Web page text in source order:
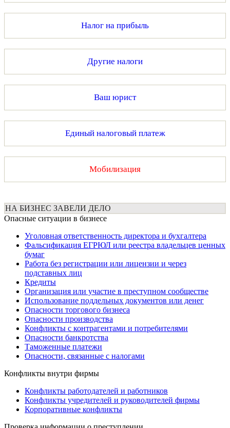
Налог на прибыль
Другие налоги
Ваш юрист
Единый налоговый платеж
Мобилизация
НА БИЗНЕС ЗАВЕЛИ ДЕЛО
Опасные ситуации в бизнесе
Уголовная ответственность директора и бухгалтера
Фальсификация ЕГРЮЛ или реестра владельцев ценных
бумаг
Работа без регистрации или лицензии и через
подставных лиц
Кредиты
Организация или участие в преступном сообществе
Использование поддельных документов или денег
Опасности торгового бизнеса
Опасности производства
Конфликты с контрагентами и потребителями
Опасности банкротства
Таможенные платежи
Опасности, связанные с налогами
Конфликты внутри фирмы
Конфликты работодателей и работников
Конфликты учредителей и руководителей фирмы
Корпоративные конфликты